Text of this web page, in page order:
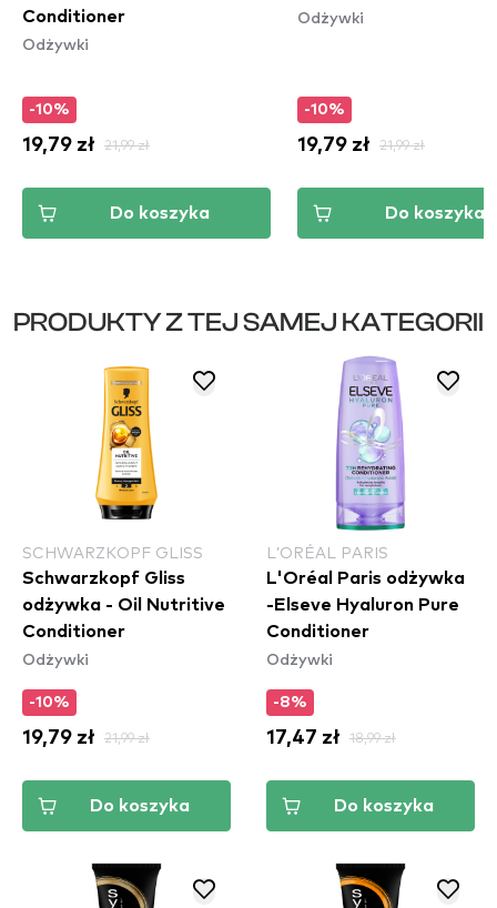
Conditioner
Odżywki
-10%
19,79 zł 21,99 zł
Do koszyka
Odżywki
-10%
19,79 zł 21,99 zł
Do koszyka
PRODUKTY Z TEJ SAMEJ KATEGORII
SCHWARZKOPF GLISS
Schwarzkopf Gliss
odżywka - Oil Nutritive
Conditioner
Odżywki
-10%
19,79 zł 21,99 zł
Do koszyka
L’ORÉAL PARIS
L'Oréal Paris odżywka
-Elseve Hyaluron Pure
Conditioner
Odżywki
-8%
17,47 zł 18,99 zł
Do koszyka